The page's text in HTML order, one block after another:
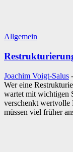
Allgemein
Joachim Voigt-Salus -
Wer eine
wartet mit wichtigen
verschenkt wertvolle
müssen viel früher